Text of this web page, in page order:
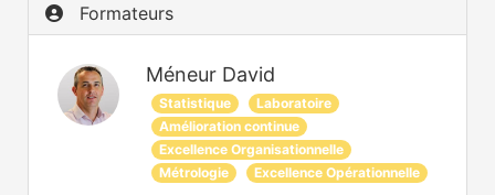
Formateurs
Méneur David
Statistique
Laboratoire
Amélioration continue
Excellence Organisationnelle
Métrologie
Excellence Opérationnelle